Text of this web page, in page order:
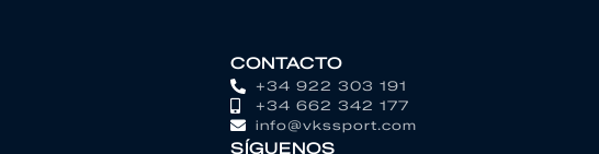
CONTACTO
+34 922 303 191
+34 662 342 177
info@vkssport.com
SÍGUENOS